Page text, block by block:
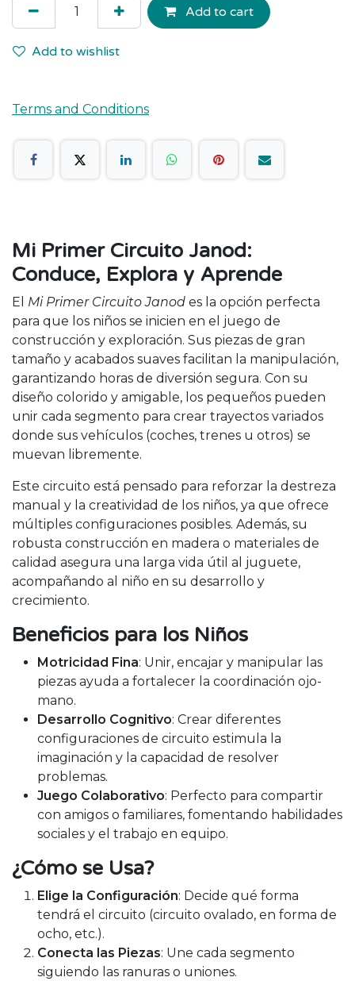
Add to cart
Add to wishlist
Terms and Conditions
Mi Primer Circuito Janod:
Conduce, Explora y Aprende
El Mi Primer Circuito Janod es la opción perfecta
para que los niños se inicien en el juego de
construcción y exploración. Sus piezas de gran
tamaño y acabados suaves facilitan la manipulación,
garantizando horas de diversión segura. Con su
diseño colorido y amigable, los pequeños pueden
unir cada segmento para crear trayectos variados
donde sus vehículos (coches, trenes u otros) se
muevan libremente.
Este circuito está pensado para reforzar la destreza
manual y la creatividad de los niños, ya que ofrece
múltiples configuraciones posibles. Además, su
robusta construcción en madera o materiales de
calidad asegura una larga vida útil al juguete,
acompañando al niño en su desarrollo y
crecimiento.
Beneficios para los Niños
Motricidad Fina: Unir, encajar y manipular las
piezas ayuda a fortalecer la coordinación ojo-
mano.
Desarrollo Cognitivo: Crear diferentes
configuraciones de circuito estimula la
imaginación y la capacidad de resolver
problemas.
Juego Colaborativo: Perfecto para compartir
con amigos o familiares, fomentando habilidades
sociales y el trabajo en equipo.
¿Cómo se Usa?
Elige la Configuración: Decide qué forma
tendrá el circuito (circuito ovalado, en forma de
ocho, etc.).
Conecta las Piezas: Une cada segmento
siguiendo las ranuras o uniones.